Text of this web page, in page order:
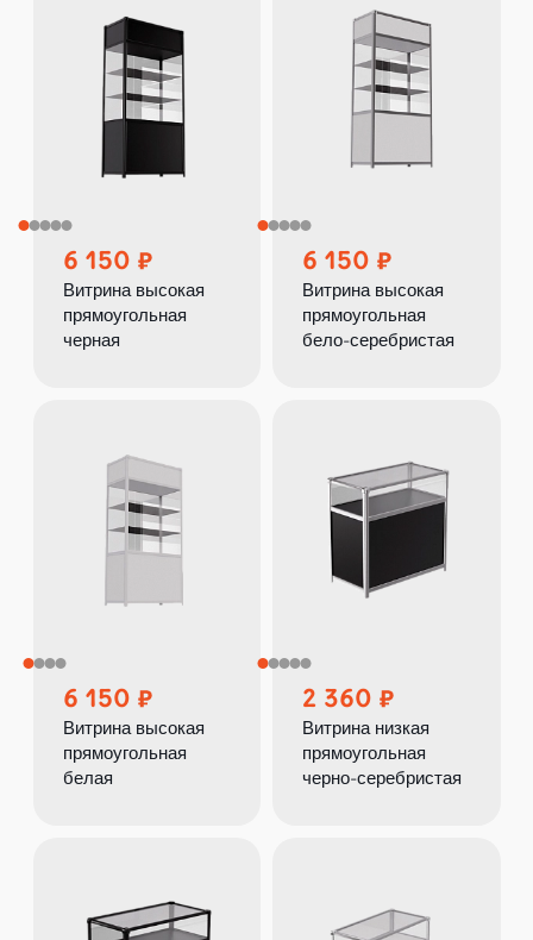
6 150
Витрина высокая
прямоугольная
черная
6 150
Витрина высокая
прямоугольная
бело-серебристая
6 150
Витрина высокая
прямоугольная
белая
2 360
Витрина низкая
прямоугольная
черно-серебристая